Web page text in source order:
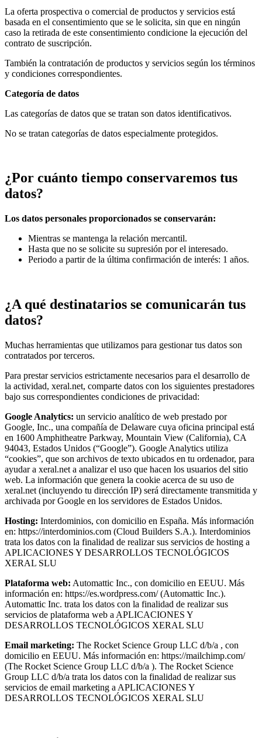
La oferta prospectiva o comercial de productos y servicios está
basada en el consentimiento que se le solicita, sin que en ningún
caso la retirada de este consentimiento condicione la ejecución del
contrato de suscripción.
También la contratación de productos y servicios según los términos
y condiciones correspondientes.
Categoría de datos
Las categorías de datos que se tratan son datos identificativos.
No se tratan categorías de datos especialmente protegidos.
¿Por cuánto tiempo conservaremos tus
datos?
Los datos personales proporcionados se conservarán:
Mientras se mantenga la relación mercantil.
Hasta que no se solicite su supresión por el interesado.
Periodo a partir de la última confirmación de interés: 1 años.
¿A qué destinatarios se comunicarán tus
datos?
Muchas herramientas que utilizamos para gestionar tus datos son
contratados por terceros.
Para prestar servicios estrictamente necesarios para el desarrollo de
la actividad, xeral.net, comparte datos con los siguientes prestadores
bajo sus correspondientes condiciones de privacidad:
Google Analytics: un servicio analítico de web prestado por
Google, Inc., una compañía de Delaware cuya oficina principal está
en 1600 Amphitheatre Parkway, Mountain View (California), CA
94043, Estados Unidos (“Google”). Google Analytics utiliza
“cookies”, que son archivos de texto ubicados en tu ordenador, para
ayudar a xeral.net a analizar el uso que hacen los usuarios del sitio
web. La información que genera la cookie acerca de su uso de
xeral.net (incluyendo tu dirección IP) será directamente transmitida y
archivada por Google en los servidores de Estados Unidos.
Hosting: Interdominios, con domicilio en España. Más información
en: https://interdominios.com (Cloud Builders S.A.). Interdominios
trata los datos con la finalidad de realizar sus servicios de hosting a
APLICACIONES Y DESARROLLOS TECNOLÓGICOS
XERAL SLU
Plataforma web: Automattic Inc., con domicilio en EEUU. Más
información en: https://es.wordpress.com/ (Automattic Inc.).
Automattic Inc. trata los datos con la finalidad de realizar sus
servicios de plataforma web a APLICACIONES Y
DESARROLLOS TECNOLÓGICOS XERAL SLU
Email marketing: The Rocket Science Group LLC d/b/a , con
domicilio en EEUU. Más información en: https://mailchimp.com/
(The Rocket Science Group LLC d/b/a ). The Rocket Science
Group LLC d/b/a trata los datos con la finalidad de realizar sus
servicios de email marketing a APLICACIONES Y
DESARROLLOS TECNOLÓGICOS XERAL SLU